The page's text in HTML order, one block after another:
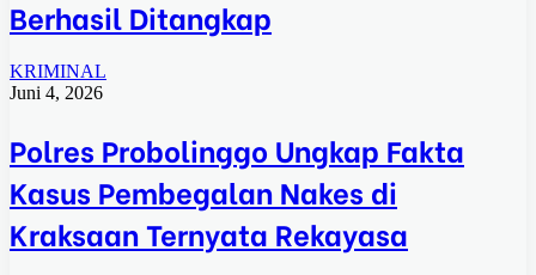
Berhasil Ditangkap
KRIMINAL
Juni 4, 2026
Polres Probolinggo Ungkap Fakta
Kasus Pembegalan Nakes di
Kraksaan Ternyata Rekayasa